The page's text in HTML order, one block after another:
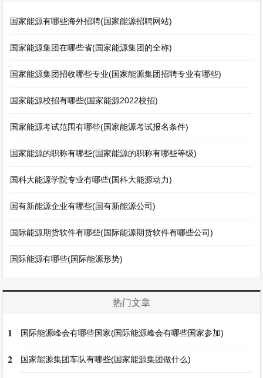
国家能源有哪些海外招聘(国家能源招聘网站)
国家能源集团在哪些省(国家能源集团的全称)
国家能源集团招收哪些专业(国家能源集团招聘专业有哪些)
国家能源校招有哪些(国家能源2022校招)
国家能源考试范围有哪些(国家能源考试报名条件)
国家能源的职称有哪些(国家能源的职称有哪些等级)
国科大能源学院专业有哪些(国科大能源动力)
国有新能源企业有哪些(国有新能源公司)
国际能源期货软件有哪些(国际能源期货软件有哪些公司)
国际能源有哪些(国际能源形势)
热门文章
1 国际能源峰会有哪些国家(国际能源峰会有哪些国家参加)
2 国家能源集团车队有哪些(国家能源集团做什么)